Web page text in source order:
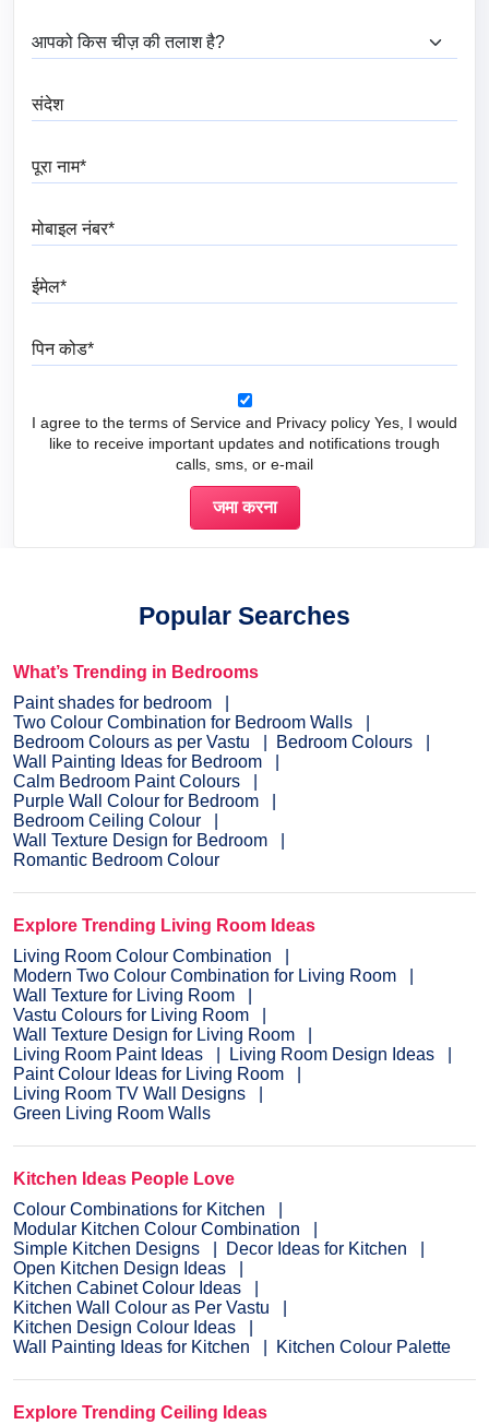
I agree to the terms of Service and Privacy policy Yes, I would
like to receive important updates and notifications trough
calls, sms, or e-mail
Popular Searches
What’s Trending in Bedrooms
Paint shades for bedroom
Two Colour Combination for Bedroom Walls
Bedroom Colours as per Vastu
Bedroom Colours
Wall Painting Ideas for Bedroom
Calm Bedroom Paint Colours
Purple Wall Colour for Bedroom
Bedroom Ceiling Colour
Wall Texture Design for Bedroom
Romantic Bedroom Colour
Explore Trending Living Room Ideas
Living Room Colour Combination
Modern Two Colour Combination for Living Room
Wall Texture for Living Room
Vastu Colours for Living Room
Wall Texture Design for Living Room
Living Room Paint Ideas
Living Room Design Ideas
Paint Colour Ideas for Living Room
Living Room TV Wall Designs
Green Living Room Walls
Kitchen Ideas People Love
Colour Combinations for Kitchen
Modular Kitchen Colour Combination
Simple Kitchen Designs
Decor Ideas for Kitchen
Open Kitchen Design Ideas
Kitchen Cabinet Colour Ideas
Kitchen Wall Colour as Per Vastu
Kitchen Design Colour Ideas
Wall Painting Ideas for Kitchen
Kitchen Colour Palette
Explore Trending Ceiling Ideas